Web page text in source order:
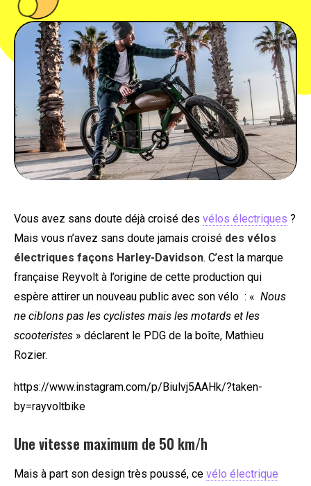
PEOPLE
FOOD
BONS PLANS
SOUTENEZ KULTT
Vous avez sans doute déjà croisé des vélos électriques ?
Mais vous n’avez sans doute jamais croisé des vélos
électriques façons Harley-Davidson. C’est la marque
française Reyvolt à l’origine de cette production qui
espère attirer un nouveau public avec son vélo : « Nous
ne ciblons pas les cyclistes mais les motards et les
scooteristes » déclarent le PDG de la boîte, Mathieu
Rozier.
https://www.instagram.com/p/Biulvj5AAHk/?taken-
by=rayvoltbike
Une vitesse maximum de 50 km/h
Mais à part son design très poussé, ce vélo électrique